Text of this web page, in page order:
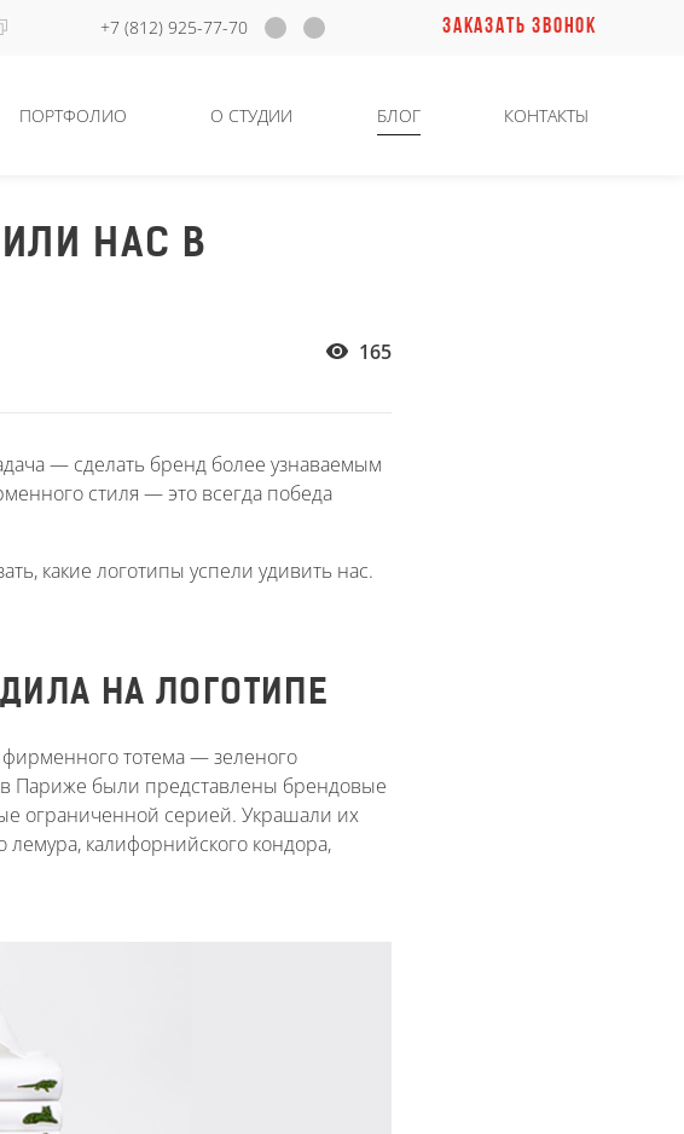
+7 (812) 925-77-70 ЗАКАЗАТЬ ЗВОНОК
ПОРТФОЛИО О СТУДИИ БЛОГ КОНТАКТЫ
НАС В
165
— сделать бренд более узнаваемым
стиля — это всегда победа
какие логотипы успели удивить нас.
НА ЛОГОТИПЕ
фирменного тотема — зеленого
Париже были представлены брендовые
ограниченной серией. Украшали их
калифорнийского кондора,